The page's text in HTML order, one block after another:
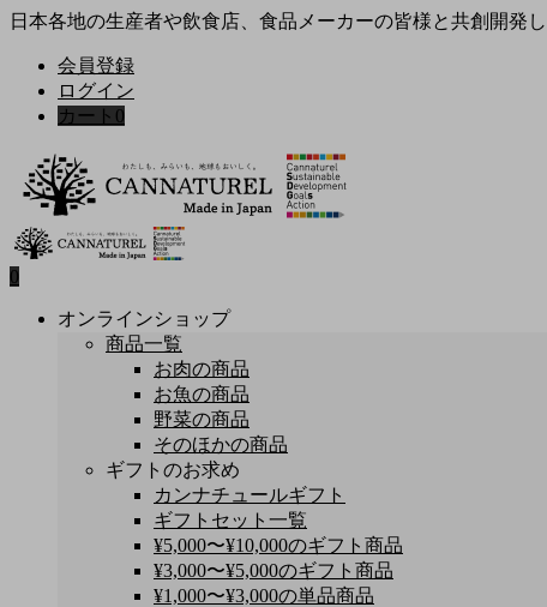
日本各地の生産者や飲食店、食品メーカーの皆様と共創開発
会員登録
ログイン
カート 0
0
オンラインショップ
商品一覧
お肉の商品
お魚の商品
野菜の商品
そのほかの商品
ギフトのお求め
カンナチュールギフト
ギフトセット一覧
¥5,000〜¥10,000のギフト商品
¥3,000〜¥5,000のギフト商品
¥1,000〜¥3,000の単品商品